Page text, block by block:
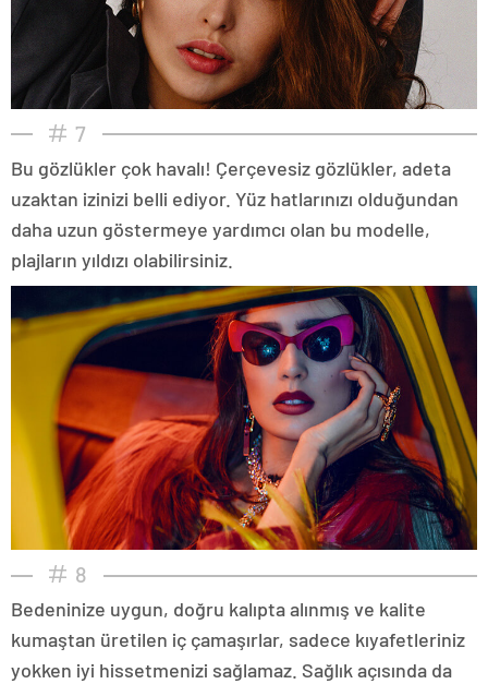
7
Bu gözlükler çok havalı! Çerçevesiz gözlükler, adeta
uzaktan izinizi belli ediyor. Yüz hatlarınızı olduğundan
daha uzun göstermeye yardımcı olan bu modelle,
plajların yıldızı olabilirsiniz.
8
Bedeninize uygun, doğru kalıpta alınmış ve kalite
kumaştan üretilen iç çamaşırlar, sadece kıyafetleriniz
yokken iyi hissetmenizi sağlamaz. Sağlık açısında da